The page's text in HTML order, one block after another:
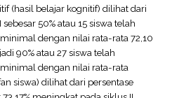
(hasil belajar kognitif) dilihat dari
50% atau 15 siswa telah
dengan nilai rata-rata 72,10
90% atau 27 siswa telah
dengan nilai rata-rata
siswa) dilihat dari persentase